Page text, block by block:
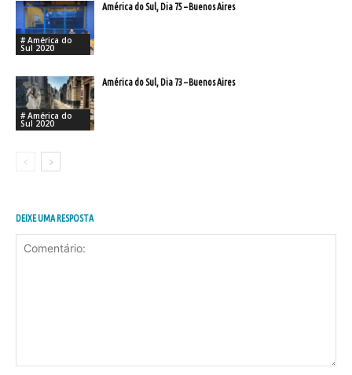
# América do
Sul 2020
América do Sul, Dia 75 – Buenos Aires
# América do
Sul 2020
América do Sul, Dia 73 – Buenos Aires
DEIXE UMA RESPOSTA